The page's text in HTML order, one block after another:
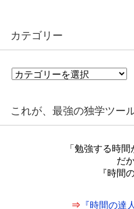
カテゴリー
カ
リ
これが、最強の独学ツー
「勉強する時間
だ
『時間
⇒ 『時間の達